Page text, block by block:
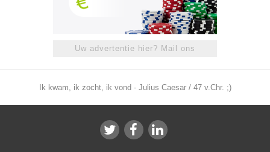
Uw advertentie hier? Mail ons
Ik kwam, ik zocht, ik vond - Julius Caesar / 47 v.Chr. ;)